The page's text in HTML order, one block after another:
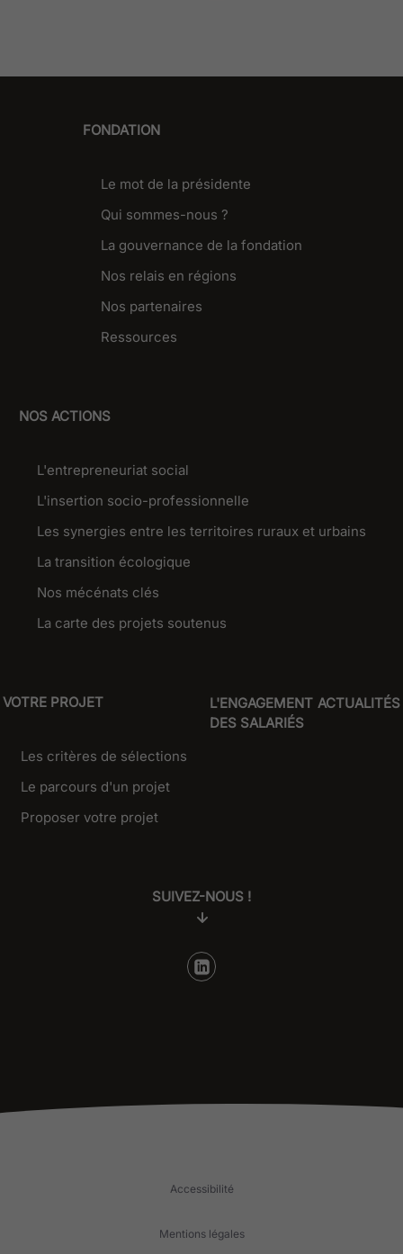
FONDATION
Le mot de la présidente
Qui sommes-nous ?
La gouvernance de la fondation
Nos relais en régions
Nos partenaires
Ressources
NOS ACTIONS
L'entrepreneuriat social
L'insertion socio-professionnelle
Les synergies entre les territoires ruraux et urbains
La transition écologique
Nos mécénats clés
La carte des projets soutenus
VOTRE PROJET
Les critères de sélections
Le parcours d'un projet
Proposer votre projet
L'ENGAGEMENT
DES SALARIÉS
ACTUALITÉS
SUIVEZ-NOUS !
Accessibilité
Mentions légales